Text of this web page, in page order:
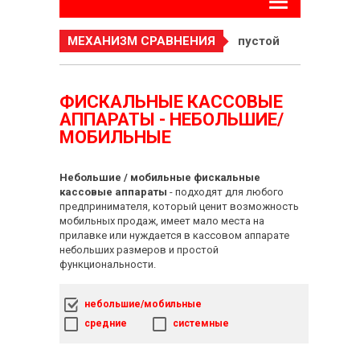
МЕХАНИЗМ СРАВНЕНИЯ пустой
ФИСКАЛЬНЫЕ КАССОВЫЕ
АППАРАТЫ - НЕБОЛЬШИЕ/
МОБИЛЬНЫЕ
Небольшие / мобильные фискальные
кассовые аппараты - подходят для любого
предпринимателя, который ценит возможность
мобильных продаж, имеет мало места на
прилавке или нуждается в кассовом аппарате
небольших размеров и простой
функциональности.
небольшие/мобильные
средние
системные